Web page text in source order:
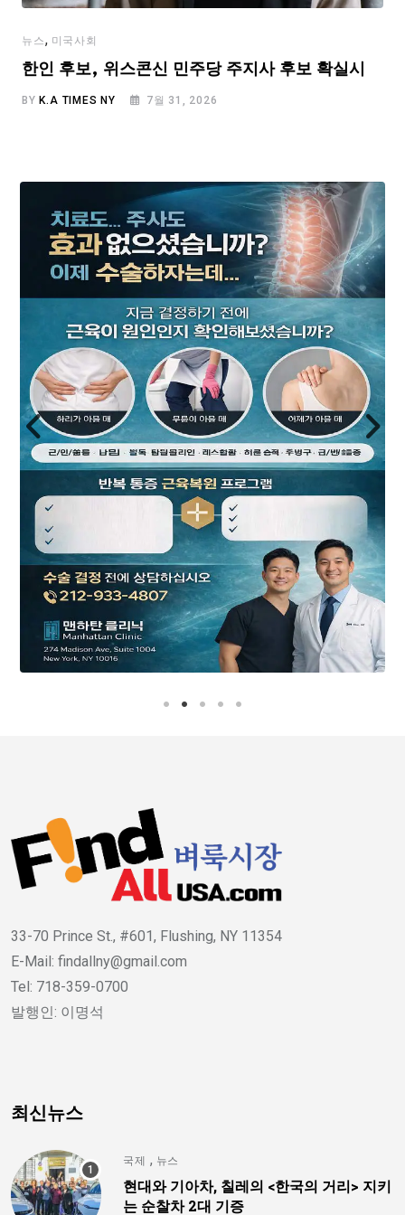
뉴스, 미국사회
한인 후보, 위스콘신 민주당 주지사 후보 확실시
BY K.A TIMES NY 7월 31, 2026
33-70 Prince St., #601, Flushing, NY 11354
E-Mail: findallny@gmail.com
Tel: 718-359-0700
발행인: 이명석
최신뉴스
국제 , 뉴스
현대와 기아차, 칠레의 <한국의 거리> 지키
는 순찰차 2대 기증